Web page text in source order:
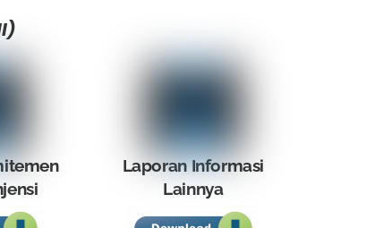
Laporan Informasi
Lainnya